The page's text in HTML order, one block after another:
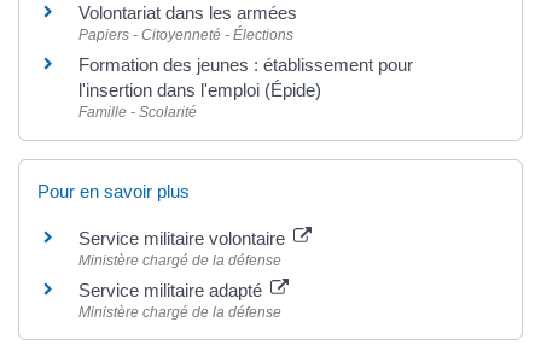
Volontariat dans les armées
Papiers - Citoyenneté - Élections
Formation des jeunes : établissement pour
l'insertion dans l'emploi (Épide)
Famille - Scolarité
Pour en savoir plus
Service militaire volontaire
Ministère chargé de la défense
Service militaire adapté
Ministère chargé de la défense